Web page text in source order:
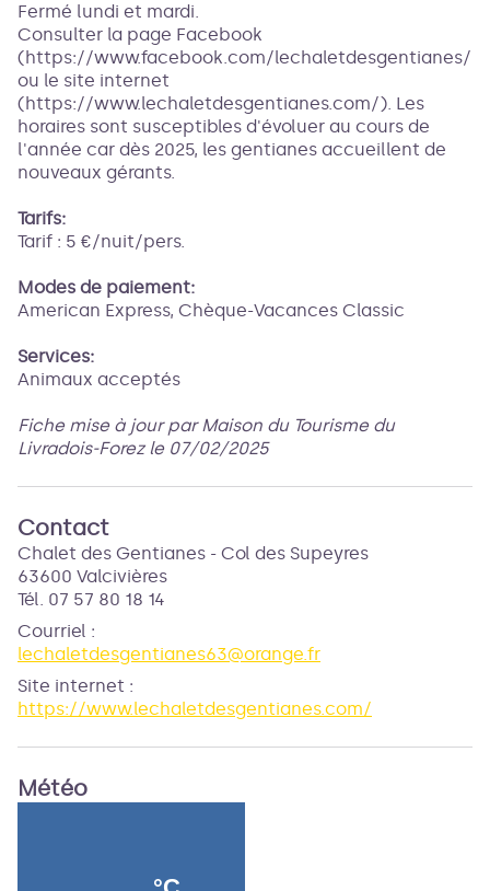
Fermé lundi et mardi.
Consulter la page Facebook
(https://www.facebook.com/lechaletdesgentianes/)
ou le site internet
(https://www.lechaletdesgentianes.com/). Les
horaires sont susceptibles d'évoluer au cours de
l'année car dès 2025, les gentianes accueillent de
nouveaux gérants.
Tarifs:
Tarif : 5 €/nuit/pers.
Modes de paiement:
American Express, Chèque-Vacances Classic
Services:
Animaux acceptés
Fiche mise à jour par Maison du Tourisme du
Livradois-Forez le 07/02/2025
Contact
Chalet des Gentianes - Col des Supeyres
63600 Valcivières
Tél. 07 57 80 18 14
Courriel :
lechaletdesgentianes63@orange.fr
Site internet :
https://www.lechaletdesgentianes.com/
Météo